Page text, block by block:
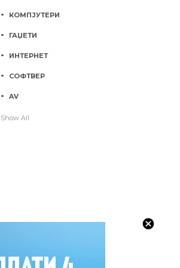
КОМПЈУТЕРИ
ГАЏЕТИ
ИНТЕРНЕТ
СОФТВЕР
AV
Show All